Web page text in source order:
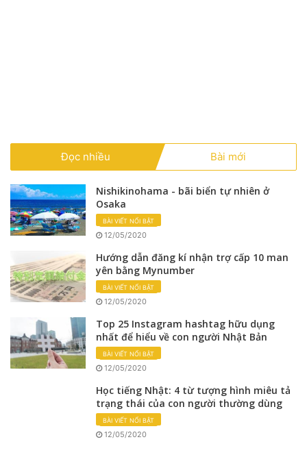
Đọc nhiều Bài mới
Nishikinohama - bãi biển tự nhiên ở
Osaka
BÀI VIẾT NỔI BẬT
12/05/2020
Hướng dẫn đăng kí nhận trợ cấp 10 man
yên bằng Mynumber
BÀI VIẾT NỔI BẬT
12/05/2020
Top 25 Instagram hashtag hữu dụng
nhất để hiểu về con người Nhật Bản
BÀI VIẾT NỔI BẬT
12/05/2020
Học tiếng Nhật: 4 từ tượng hình miêu tả
trạng thái của con người thường dùng
BÀI VIẾT NỔI BẬT
12/05/2020